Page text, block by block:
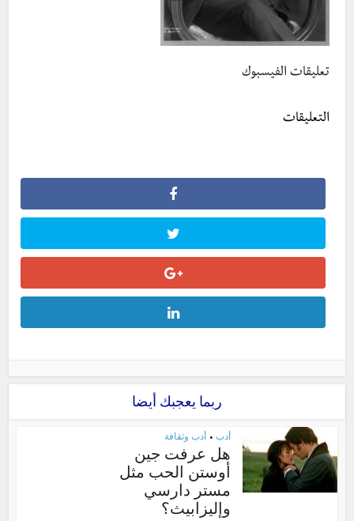
تعليقات الفيسبوك
التعليقات
ربما يعجبك أيضا
أدب • أدب وثقافة
هل عرفت جين
أوستن الحب مثل
مستر دارسي
وإليزابيث؟